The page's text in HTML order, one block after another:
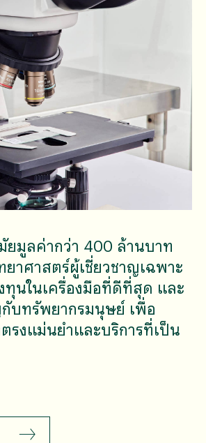
ยมูลค่ากว่า 400 ล้านบาท
าศาสตร์ผู้เชี่ยวชาญเฉพาะ
ทุนในเครื่องมือที่ดีที่สุด และ
บทรัพยากรมนุษย์ เพื่อ
รงแม่นยำและบริการที่เป็น